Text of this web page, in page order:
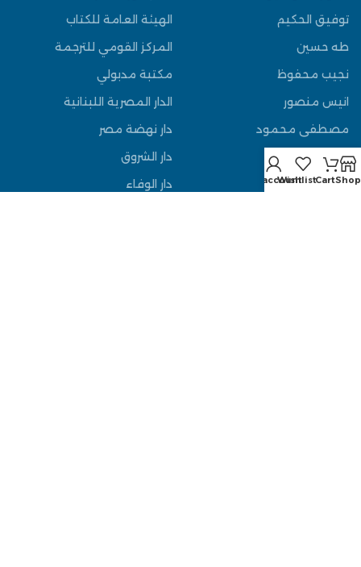
توفيق الحكيم
طه حسين
نجيب محفوظ
انيس منصور
مصطفى محمود
عباس العقاد
يوسف السباعي
الهيئة العامة للكتاب
المركز القومي للترجمة
مكتبة مدبولي
الدار المصرية اللبنانية
دار نهضة مصر
دار الشروق
دار الوفاء
Shop
Cart
Wishlist
My account